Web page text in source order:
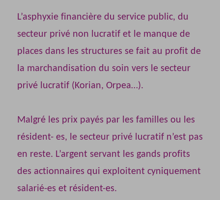
L’asphyxie financière du service public, du
secteur privé non lucratif et le manque de
places dans les structures se fait au profit de
la marchandisation du soin vers le secteur
privé lucratif (Korian, Orpea…).
Malgré les prix payés par les familles ou les
résident- es, le secteur privé lucratif n’est pas
en reste. L’argent servant les gands profits
des actionnaires qui exploitent cyniquement
salarié-es et résident-es.